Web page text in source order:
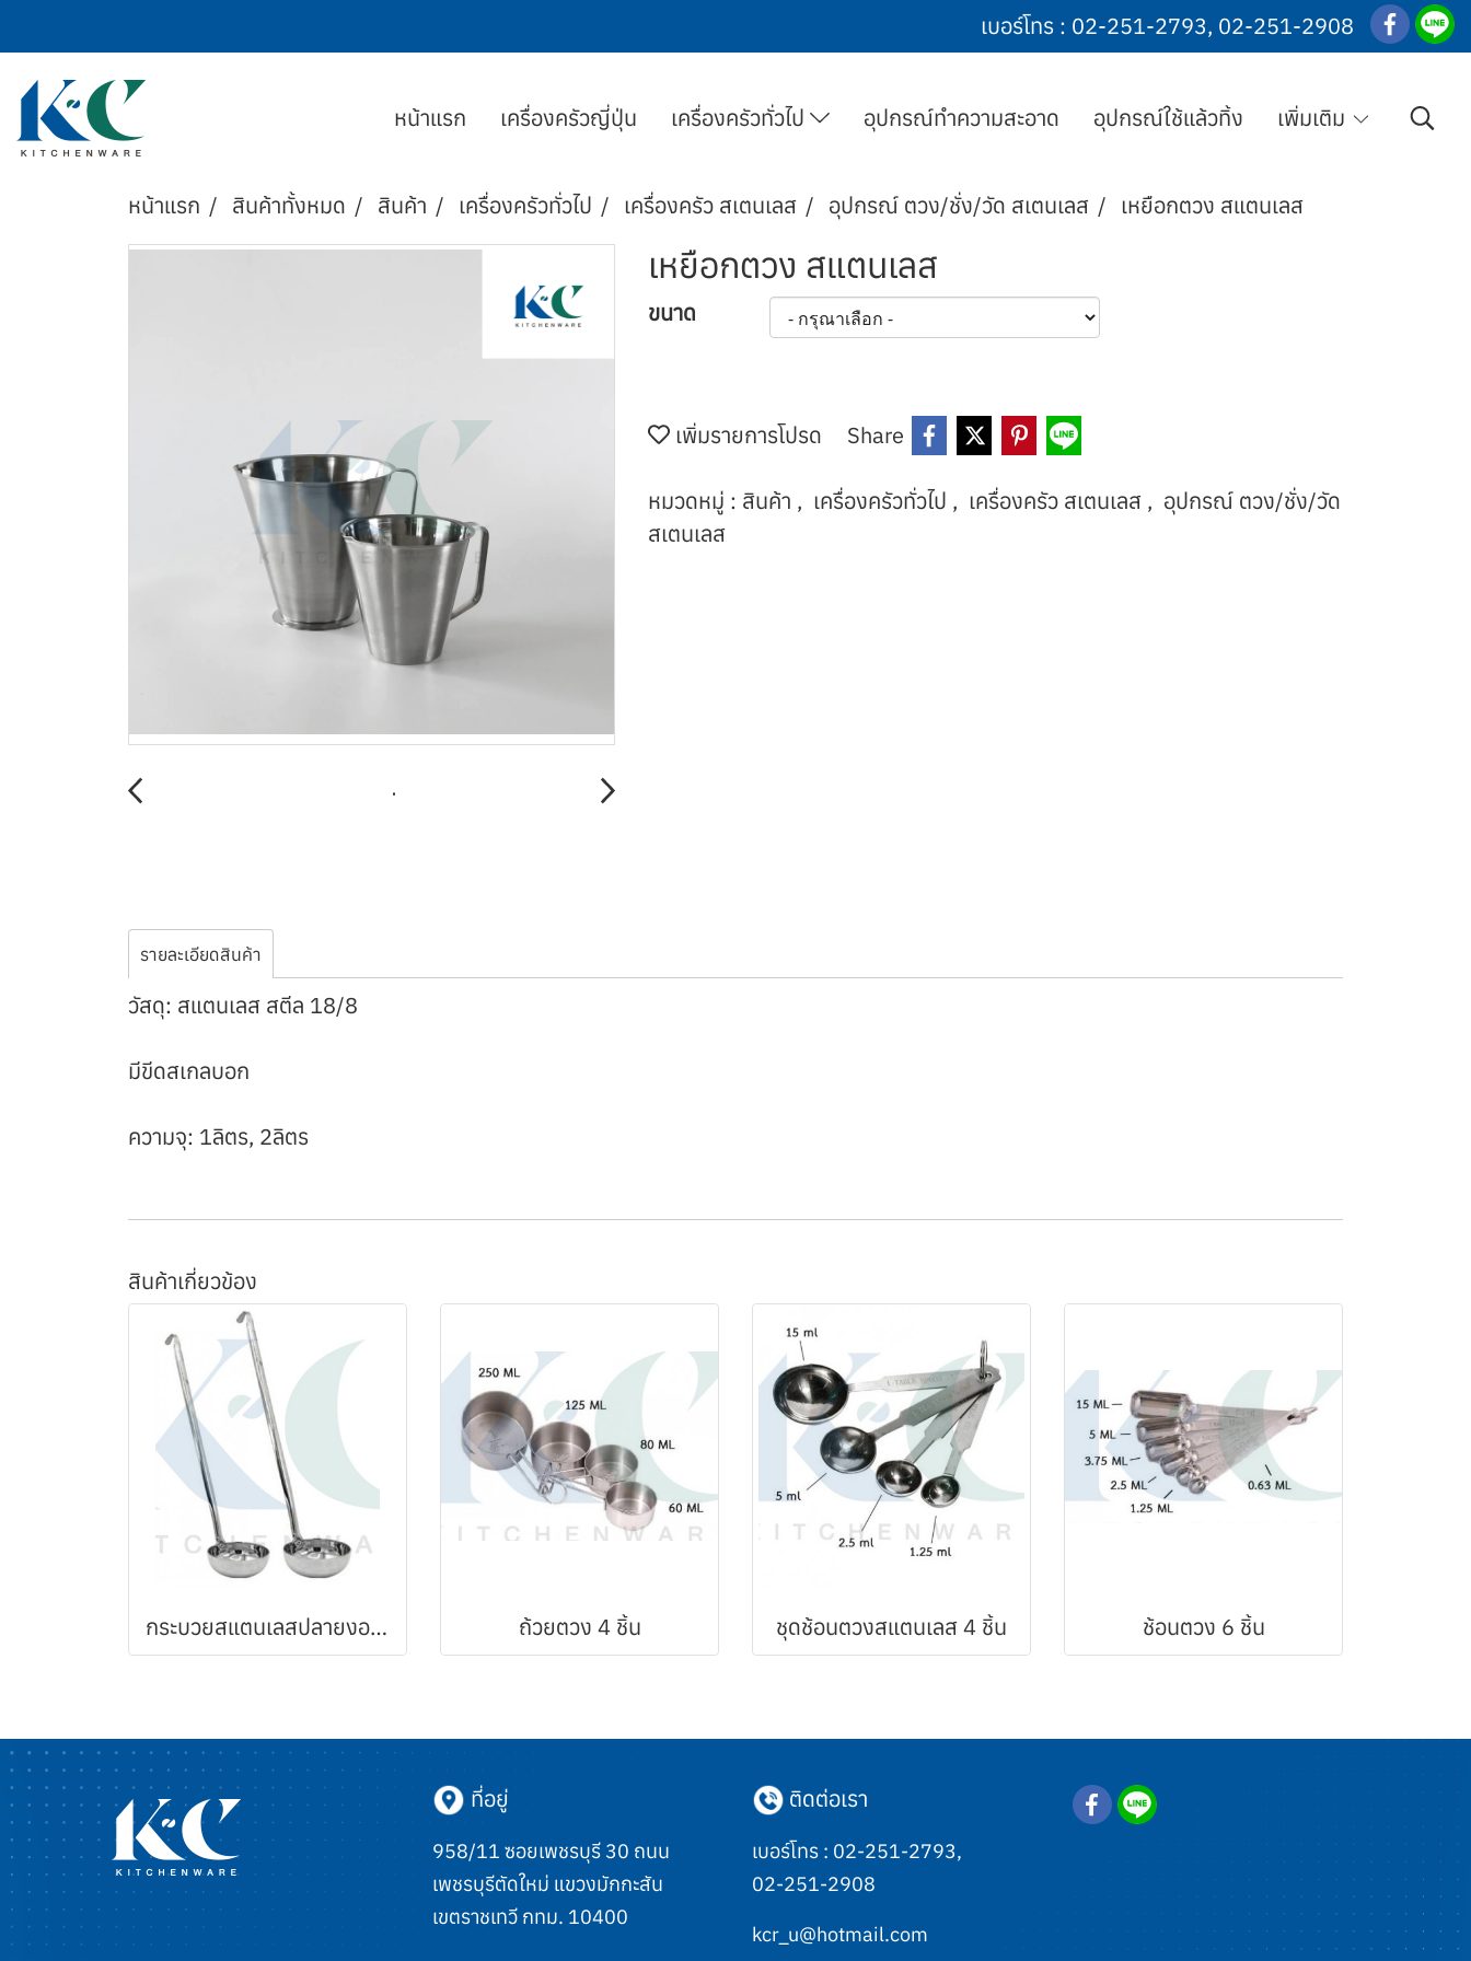
เบอร์โทร : 02-251-2793, 02-251-2908
หน้าแรก เครื่องครัวญี่ปุ่น เครื่องครัวทั่วไป อุปกรณ์ทำความสะอาด อุปกรณ์ใช้แล้วทิ้ง เพิ่มเติม
หน้าแรก สินค้าทั้งหมด สินค้า เครื่องครัวทั่วไป เครื่องครัว สเตนเลส อุปกรณ์ ตวง/ชั่ง/วัด สเตนเลส เหยือกตวง สแตนเลส
เหยือกตวง สแตนเลส
ขนาด
เพิ่มรายการโปรด Share
หมวดหมู่ : สินค้า , เครื่องครัวทั่วไป , เครื่องครัว สเตนเลส , อุปกรณ์ ตวง/ชั่ง/วัด
สเตนเลส
รายละเอียดสินค้า
วัสดุ: สแตนเลส สตีล 18/8
มีขีดสเกลบอก
ความจุ: 1ลิตร, 2ลิตร
สินค้าเกี่ยวข้อง
กระบวยสแตนเลสปลายงอด้ามยาว ถ้วยตวง 4 ชิ้น ชุดช้อนตวงสแตนเลส 4 ชิ้น ช้อนตวง 6 ชิ้น
ที่อยู่
958/11 ซอยเพชรบุรี 30 ถนน
เพชรบุรีตัดใหม่ แขวงมักกะสัน
เขตราชเทวี กทม. 10400
ติดต่อเรา
เบอร์โทร : 02-251-2793,
02-251-2908
kcr_u@hotmail.com